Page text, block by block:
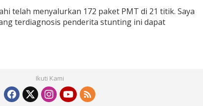
telah menyalurkan 172 paket PMT di 21 titik. Saya
terdiagnosis penderita stunting ini dapat
Ikuti Kami